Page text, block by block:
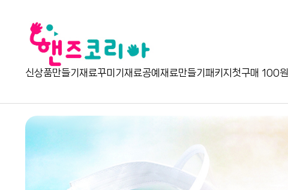
신상품만들기재료꾸미기재료공예재료만들기패키지 첫구매 100원